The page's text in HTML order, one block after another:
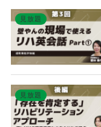
見放題
見放題